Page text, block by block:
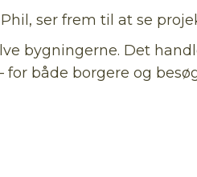
ser frem til at se
bygningerne. Det
både borgere og